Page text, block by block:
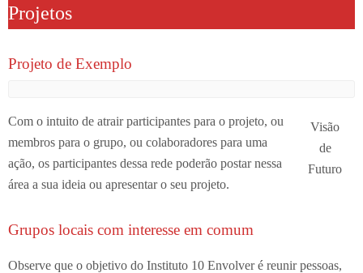
Projetos
Projeto de Exemplo
Visão
de
Futuro
Com o intuito de atrair participantes para o projeto, ou
membros para o grupo, ou colaboradores para uma
ação, os participantes dessa rede poderão postar nessa
área a sua ideia ou apresentar o seu projeto.
Grupos locais com interesse em comum
Observe que o objetivo do Instituto 10 Envolver é reunir pessoas,